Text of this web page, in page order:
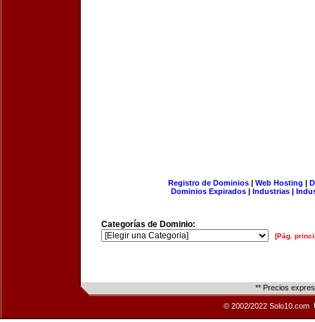
Registro de Dominios| Web Hosting |
Dominios Expirados | Industrias |
Categorías de Dominio:
[Pág.
** Precios
© 2002/2022 Solo10.com